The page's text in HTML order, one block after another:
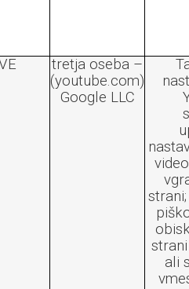
tretja oseba –
(youtube.com)
Google LLC
ali